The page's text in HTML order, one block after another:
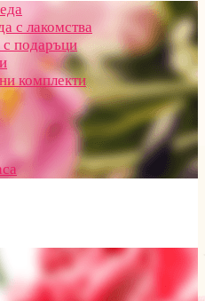
с лакомства
подаръци
комплекти